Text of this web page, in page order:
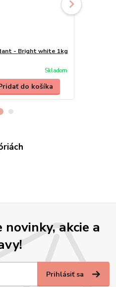
- Bright white 1kg
Skladom
do košíka
akcie a
Prihlásiť sa